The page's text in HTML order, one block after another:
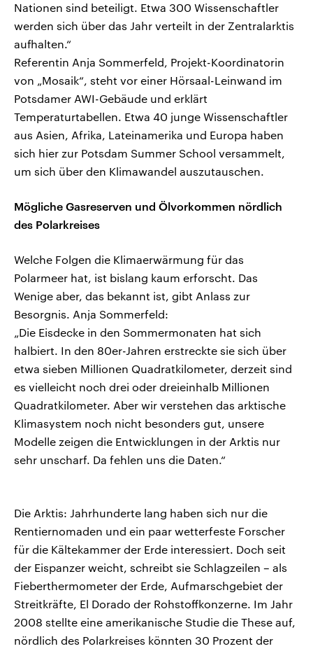
Nationen sind beteiligt. Etwa 300 Wissenschaftler
werden sich über das Jahr verteilt in der Zentralarktis
aufhalten.“
Referentin Anja Sommerfeld, Projekt-Koordinatorin
von „Mosaik“, steht vor einer Hörsaal-Leinwand im
Potsdamer AWI-Gebäude und erklärt
Temperaturtabellen. Etwa 40 junge Wissenschaftler
aus Asien, Afrika, Lateinamerika und Europa haben
sich hier zur Potsdam Summer School versammelt,
um sich über den Klimawandel auszutauschen.
Mögliche Gasreserven und Ölvorkommen nördlich
des Polarkreises
Welche Folgen die Klimaerwärmung für das
Polarmeer hat, ist bislang kaum erforscht. Das
Wenige aber, das bekannt ist, gibt Anlass zur
Besorgnis. Anja Sommerfeld:
„Die Eisdecke in den Sommermonaten hat sich
halbiert. In den 80er-Jahren erstreckte sie sich über
etwa sieben Millionen Quadratkilometer, derzeit sind
es vielleicht noch drei oder dreieinhalb Millionen
Quadratkilometer. Aber wir verstehen das arktische
Klimasystem noch nicht besonders gut, unsere
Modelle zeigen die Entwicklungen in der Arktis nur
sehr unscharf. Da fehlen uns die Daten.“
Die Arktis: Jahrhunderte lang haben sich nur die
Rentiernomaden und ein paar wetterfeste Forscher
für die Kältekammer der Erde interessiert. Doch seit
der Eispanzer weicht, schreibt sie Schlagzeilen – als
Fieberthermometer der Erde, Aufmarschgebiet der
Streitkräfte, El Dorado der Rohstoffkonzerne. Im Jahr
2008 stellte eine amerikanische Studie die These auf,
nördlich des Polarkreises könnten 30 Prozent der